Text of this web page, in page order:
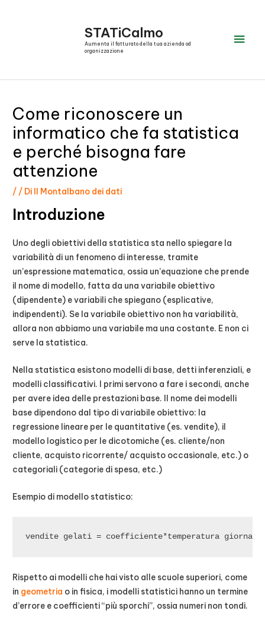
STATiCalmo
Aumenta il fatturato della tua azienda od
organizzazione
Come riconoscere un
informatico che fa statistica
e perché bisogna fare
attenzione
/ / Di Il Montalbano dei dati
Introduzione
Uno degli obiettivi della statistica sta nello spiegare la
variabilità di un fenomeno di interesse, tramite
un’espressione matematica, ossia un’equazione che prende
il nome di modello, fatta da una variabile obiettivo
(dipendente) e variabili che spiegano (esplicative,
indipendenti). Se la variabile obiettivo non ha variabilità,
allora non abbiamo una variabile ma una costante. E non ci
serve la statistica.
Nella statistica esistono modelli di base, detti inferenziali, e
modelli classificativi. I primi servono a fare i secondi, anche
per avere idea delle prestazioni base. Il nome dei modelli
base dipendono dal tipo di variabile obiettivo: la
regressione lineare per le quantitative (es. vendite), il
modello logistico per le dicotomiche (es. cliente/non
cliente, acquisto ricorrente/ acquisto occasionale, etc.) o
categoriali (categorie di spesa, etc.)
Esempio di modello statistico:
vendite gelati = coefficiente*temperatura
Rispetto ai modelli che hai visto alle scuole superiori, come
in geometria o in fisica, i modelli statistici hanno un termine
d’errore e coefficienti “più sporchi”, ossia numeri non tondi.